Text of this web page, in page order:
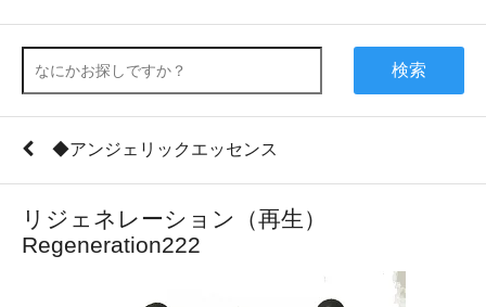
検索
◆アンジェリックエッセンス
リジェネレーション（再生）
Regeneration222